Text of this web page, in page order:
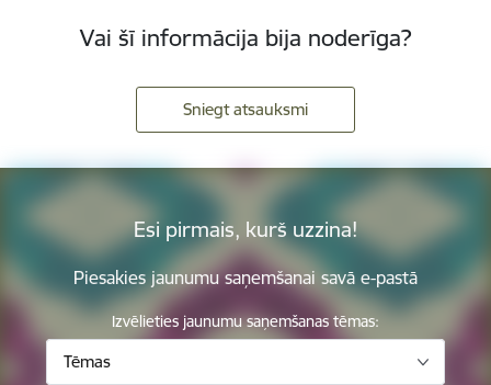
Vai šī informācija bija noderīga?
Sniegt atsauksmi
Esi pirmais, kurš uzzina!
Piesakies jaunumu saņemšanai savā e-pastā
Izvēlieties jaunumu saņemšanas tēmas:
Tēmas